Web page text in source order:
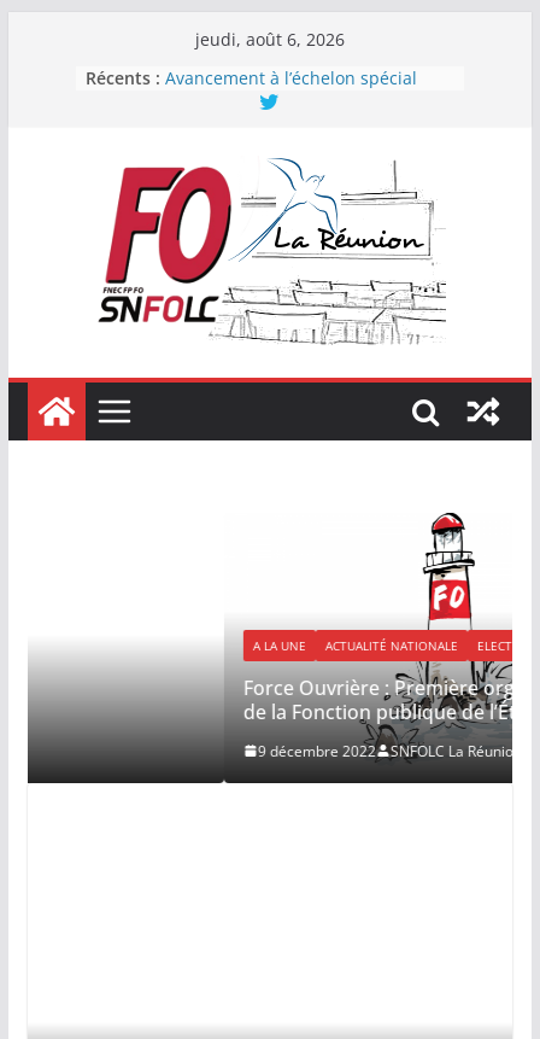
jeudi, août 6, 2026
Récents : Avancement à l’échelon spécial
organisation syndicale de la
Fonction publique de l’État
En CAPN des professeurs, CPE et
PsyEN, la FNEC FP-FO se renforce !
Élections professionnelles 2022 :
FO encore en progression !
ACTUALITÉ NATIONALE ELECTIONS PROFESSIONNELLES
Force Ouvrière : Première organisation syndicale
de la Fonction publique de l’État
SNFOLC La Réunion